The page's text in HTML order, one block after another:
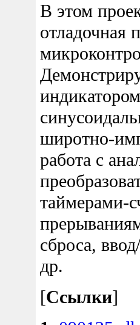
В этом
отладочная
широтно-
работа с
таймерами-
сброса,
др.
[Ссылки]